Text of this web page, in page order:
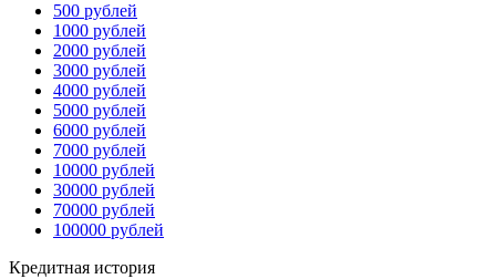
500 рублей
1000 рублей
2000 рублей
3000 рублей
4000 рублей
5000 рублей
6000 рублей
7000 рублей
10000 рублей
30000 рублей
70000 рублей
100000 рублей
Кредитная история